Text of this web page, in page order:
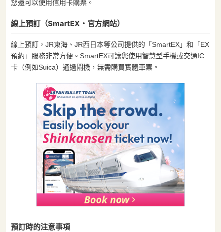
您還可以使用信用卡購票。
線上預訂（SmartEX・官方網站）
線上預訂，JR東海、JR西日本等公司提供的「SmartEX」和「EX
預約」服務非常方便。SmartEX可讓您使用智慧型手機或交通IC
卡（例如Suica）通過閘機，無需購買實體車票。
預訂時的注意事項